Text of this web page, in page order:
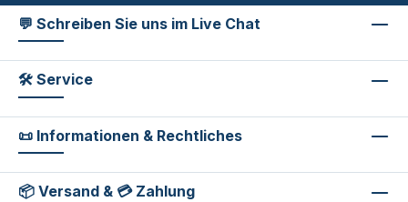
💬 Schreiben Sie uns im Live Chat
🛠 Service
📜 Informationen & Rechtliches
📦 Versand & 💳 Zahlung